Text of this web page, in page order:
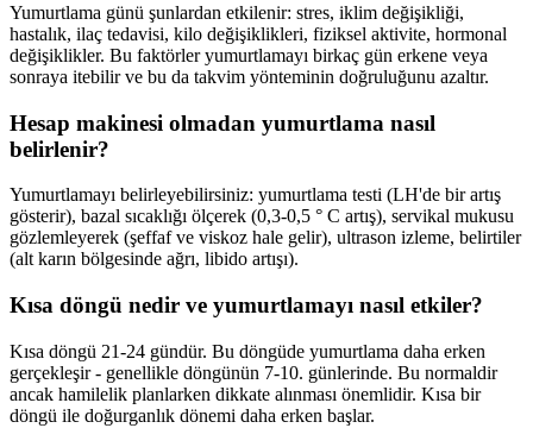
Yumurtlama günü şunlardan etkilenir: stres, iklim değişikliği,
hastalık, ilaç tedavisi, kilo değişiklikleri, fiziksel aktivite, hormonal
değişiklikler. Bu faktörler yumurtlamayı birkaç gün erkene veya
sonraya itebilir ve bu da takvim yönteminin doğruluğunu azaltır.
Hesap makinesi olmadan yumurtlama nasıl
belirlenir?
Yumurtlamayı belirleyebilirsiniz: yumurtlama testi (LH'de bir artış
gösterir), bazal sıcaklığı ölçerek (0,3-0,5 ° C artış), servikal mukusu
gözlemleyerek (şeffaf ve viskoz hale gelir), ultrason izleme, belirtiler
(alt karın bölgesinde ağrı, libido artışı).
Kısa döngü nedir ve yumurtlamayı nasıl etkiler?
Kısa döngü 21-24 gündür. Bu döngüde yumurtlama daha erken
gerçekleşir - genellikle döngünün 7-10. günlerinde. Bu normaldir
ancak hamilelik planlarken dikkate alınması önemlidir. Kısa bir
döngü ile doğurganlık dönemi daha erken başlar.